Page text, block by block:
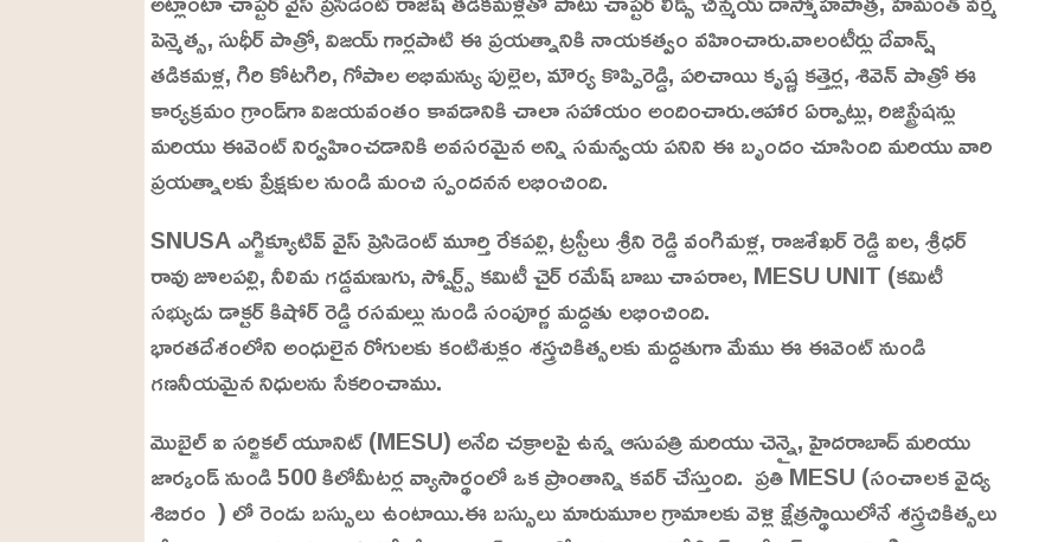
పెన్మెత్స, సుధీర్ పాత్రో, విజయ్ గార్లపాటి ఈ ప్రయత్నానికి నాయకత్వం వహించారు.వాలంటీర్లు దేవాన్ష్
తడికమళ్ల, గిరి కోటగిరి, ⁠గోపాల అభిమన్యు పుల్లెల, మౌర్య కొప్పిరెడ్డి, ప‌రిచాయి కృష్ణ క‌త్తెర్ల, ⁠శివెన్ పాత్రో ఈ
కార్య‌క్ర‌మం గ్రాండ్‌గా విజ‌య‌వంతం కావ‌డానికి చాలా స‌హాయం అందించారు.ఆహార ఏర్పాట్లు, రిజిస్ట్రేషన్లు
మరియు ఈవెంట్ నిర్వహించడానికి అవసరమైన అన్ని సమన్వయ పనిని ఈ బృందం చూసింది మరియు వారి
ప్రయత్నాలకు ప్రేక్షకుల నుండి మంచి స్పందనన లభించింది.
SNUSA ఎగ్జిక్యూటివ్ వైస్ ప్రెసిడెంట్ మూర్తి రేకపల్లి, ట్రస్టీలు శ్రీని రెడ్డి వంగిమళ్ల, రాజశేఖర్ రెడ్డి ఐల, శ్రీధర్
రావు జూలపల్లి, నీలిమ గడ్డమణుగు, స్పోర్ట్స్ కమిటీ చైర్ రమేష్ బాబు చాపరాల, MESU UNIT (కమిటీ
సభ్యుడు డాక్టర్ కిషోర్ రెడ్డి రసమల్లు నుండి సంపూర్ణ మద్దతు లభించింది.
భారతదేశంలోని అంధులైన రోగులకు కంటిశుక్లం శస్త్రచికిత్సలకు మద్దతుగా మేము ఈ ఈవెంట్ నుండి
గణనీయమైన నిధులను సేకరించాము.
మొబైల్ ఐ సర్జికల్ యూనిట్ (MESU) అనేది చక్రాలపై ఉన్న ఆసుపత్రి మరియు చెన్నై, హైదరాబాద్ మరియు
జార్కండ్ నుండి 500 కిలోమీటర్ల వ్యాసార్థంలో ఒక ప్రాంతాన్ని కవర్ చేస్తుంది. ప్రతి MESU (సంచాలక వైద్య
శిబిరం ) లో రెండు బస్సులు ఉంటాయి.ఈ బస్సులు మారుమూల గ్రామాలకు వెళ్లి క్షేత్రస్థాయిలోనే శస్త్రచికిత్సలు